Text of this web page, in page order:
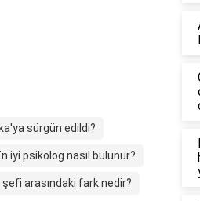
sürgün edildi?
iyi psikolog nasıl bulunur?
arasındaki fark nedir?